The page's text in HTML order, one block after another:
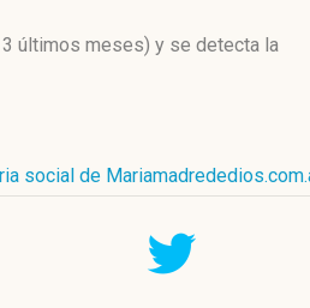
últimos meses) y se detecta la
social de